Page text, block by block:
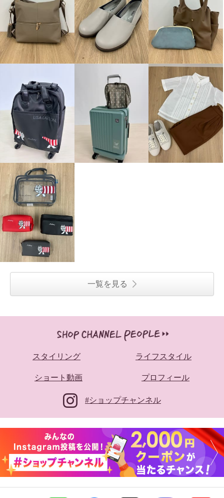
一覧を見る
スタイリング ライフスタイル
ショート動画 プロフィール
#ショップチャンネル